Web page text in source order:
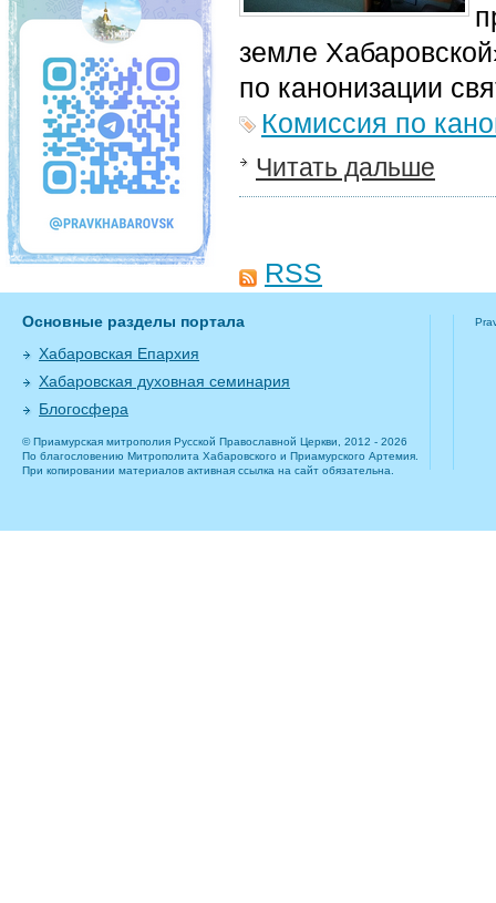
земле
по канонизации
Комиссия по
Читать дальше
RSS
Основные разделы портала
Хабаровская Епархия
Хабаровская духовная семинария
Блогосфера
© Приамурская митрополия Русской Православной Церкви, 2012 - 2026
По благословению Митрополита Хабаровского и Приамурского Артемия.
При копировании материалов активная ссылка на сайт обязательна.